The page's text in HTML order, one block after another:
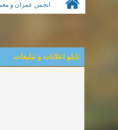
انجمن عمران و
تابلو اعلانات و تبلیغات